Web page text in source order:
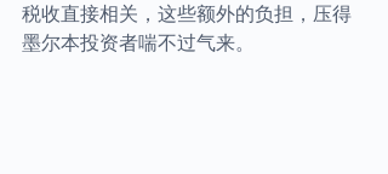
税收直接相关，这些额外的负担，压得
墨尔本投资者喘不过气来。